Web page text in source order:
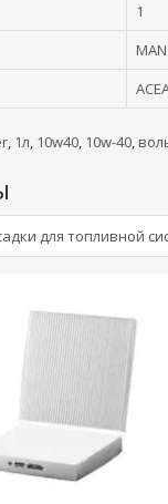
1
, 1л, 10w40, 10w-40,
для топливной